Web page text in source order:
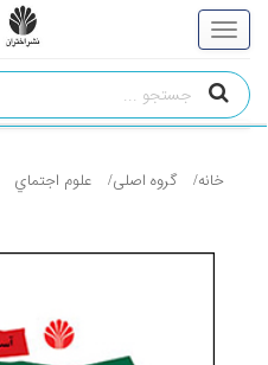
خانه گروه اصلی علوم اجتماي